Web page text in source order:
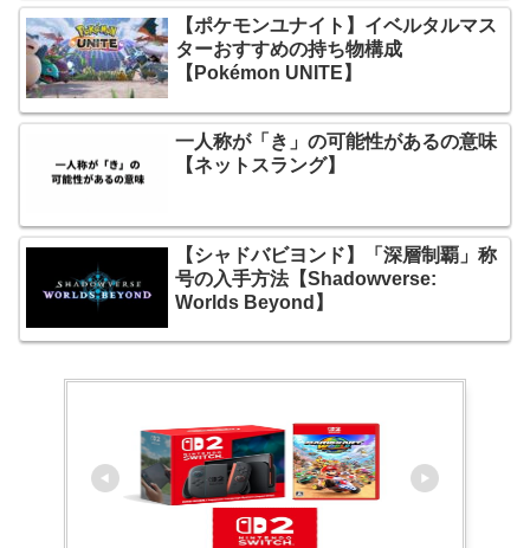
【ポケモンユナイト】イベルタルマス
ターおすすめの持ち物構成
【Pokémon UNITE】
一人称が「き」の可能性があるの意味
【ネットスラング】
【シャドバビヨンド】「深層制覇」称
号の入手方法【Shadowverse:
Worlds Beyond】